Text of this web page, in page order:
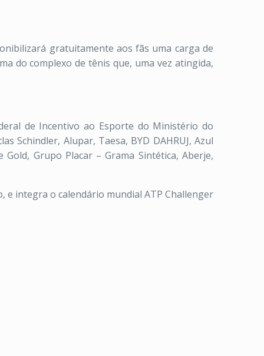
gratuitamente aos fãs uma carga de
do complexo de tênis que, uma vez atingida,
de Incentivo ao Esporte do Ministério do
Schindler, Alupar, Taesa, BYD DAHRUJ, Azul
Grupo Placar – Grama Sintética, Aberje,
e integra o calendário mundial ATP Challenger